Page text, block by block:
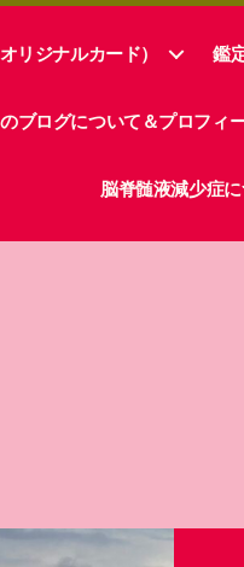
リジナルカード） 鑑
ブログについて＆プロフィ
脳脊髄液減少症